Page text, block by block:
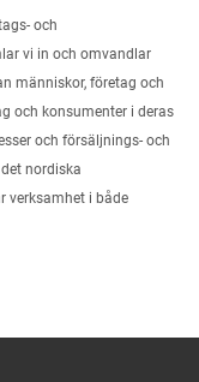
och
vi in och omvandlar
människor, företag och
och konsumenter i deras
och försäljnings- och
nordiska
verksamhet i både